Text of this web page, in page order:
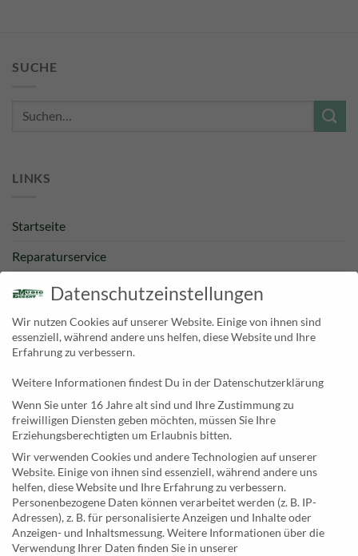
SUCHE
Suche
LINKS
Startseite
Reparaturservice
Bestpreisgarantie
Kategorien
Newsletter
KONTAKT
MusicEggert
Inh. Rolf Eggert
Paulstraße 2a
19249 Lübtheen
Datenschutzeinstellungen
Wir nutzen Cookies auf unserer Website. Einige von ihnen sind
essenziell, während andere uns helfen, diese Website und Ihre
Erfahrung zu verbessern.
Weitere Informationen findest Du in der Datenschutzerklärung
Wenn Sie unter 16 Jahre alt sind und Ihre Zustimmung zu
freiwilligen Diensten geben möchten, müssen Sie Ihre
Erziehungsberechtigten um Erlaubnis bitten.
Wir verwenden Cookies und andere Technologien auf unserer
Website. Einige von ihnen sind essenziell, während andere uns
helfen, diese Website und Ihre Erfahrung zu verbessern.
Personenbezogene Daten können verarbeitet werden (z. B. IP-
Adressen), z. B. für personalisierte Anzeigen und Inhalte oder
Anzeigen- und Inhaltsmessung.Weitere Informationen über die
Verwendung Ihrer Daten finden Sie in unserer